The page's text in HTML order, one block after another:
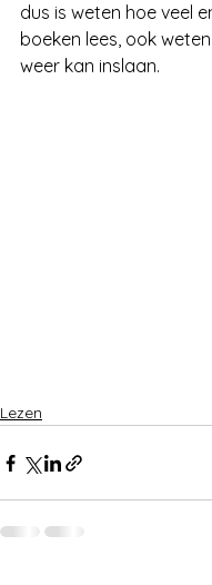
dus is weten hoe veel
boeken lees, ook
weer kan inslaan.
Lezen